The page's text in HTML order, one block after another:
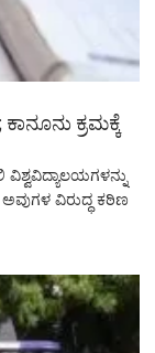
ಕ್ರಮಕ್ಕೆ
ವಿರುದ್ಧ ಕಠಿಣ